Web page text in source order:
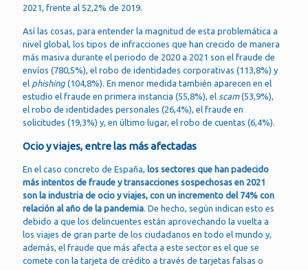
2021, frente al 52,2% de 2019.
Así las cosas, para entender la magnitud de esta problemática a
nivel global, los tipos de infracciones que han crecido de manera
más masiva durante el periodo de 2020 a 2021 son el fraude de
envíos (780,5%), el robo de identidades corporativas (113,8%) y
el phishing (104,8%). En menor medida también aparecen en el
estudio el fraude en primera instancia (55,8%), el scam(53,9%),
el robo de identidades personales (26,4%), el fraude en
solicitudes (19,3%) y, en último lugar, el robo de cuentas (6,4%).
Ocio y viajes, entre las más afectadas
En el caso concreto de España, los sectores que han padecido
más intentos de fraude y transacciones sospechosas en 2021
son la industria de ocio y viajes, con un incremento del 74% con
relación al año de la pandemia. De hecho, según indican esto es
debido a que los delincuentes están aprovechando la vuelta a
los viajes de gran parte de los ciudadanos en todo el mundo y,
además, el fraude que más afecta a este sector es el que se
comete con la tarjeta de crédito a través de tarjetas falsas o